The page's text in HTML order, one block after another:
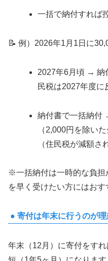
一括で納付すれば
📝 例）2026年1月1日に
2027年6月頃 → 納
民税は2027年度に
納付書で一括納付
（2,000円を除い
（住民税が減額さ
※一括納付は一時的な負担
を早く受けたい方にはおす
● 寄付は年末に行うのが理
年末（12月）に寄付をす